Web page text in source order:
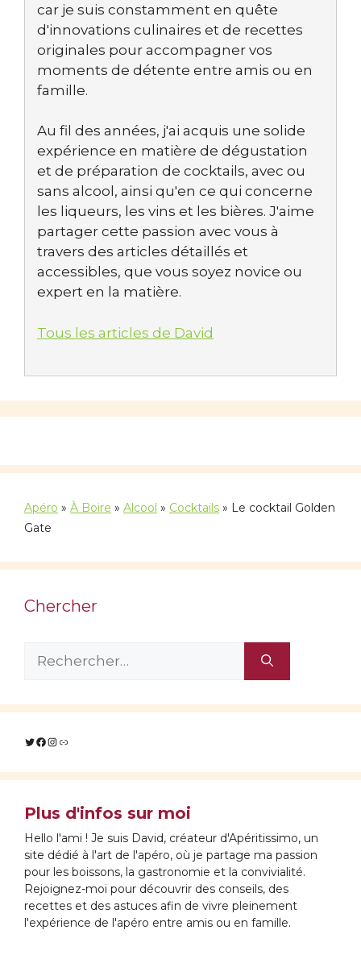
car je suis constamment en quête
d'innovations culinaires et de recettes
originales pour accompagner vos
moments de détente entre amis ou en
famille.
Au fil des années, j'ai acquis une solide
expérience en matière de dégustation
et de préparation de cocktails, avec ou
sans alcool, ainsi qu'en ce qui concerne
les liqueurs, les vins et les bières. J'aime
partager cette passion avec vous à
travers des articles détaillés et
accessibles, que vous soyez novice ou
expert en la matière.
Tous les articles de David
Apéro » À Boire » Alcool » Cocktails » Le cocktail Golden
Gate
Chercher
Rechercher :
Twitter
Facebook
Instagram
Lien
Plus d'infos sur moi
Hello l'ami ! Je suis David, créateur d'Apéritissimo, un
site dédié à l'art de l'apéro, où je partage ma passion
pour les boissons, la gastronomie et la convivialité.
Rejoignez-moi pour découvrir des conseils, des
recettes et des astuces afin de vivre pleinement
l'expérience de l'apéro entre amis ou en famille.